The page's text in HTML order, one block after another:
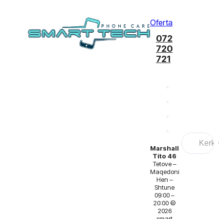
Oferta
072
720
721
Marshall
Tito 46
Tetove –
Maqedoni
Hen –
Shtune
09:00 –
20:00 ©
2026
Search
...